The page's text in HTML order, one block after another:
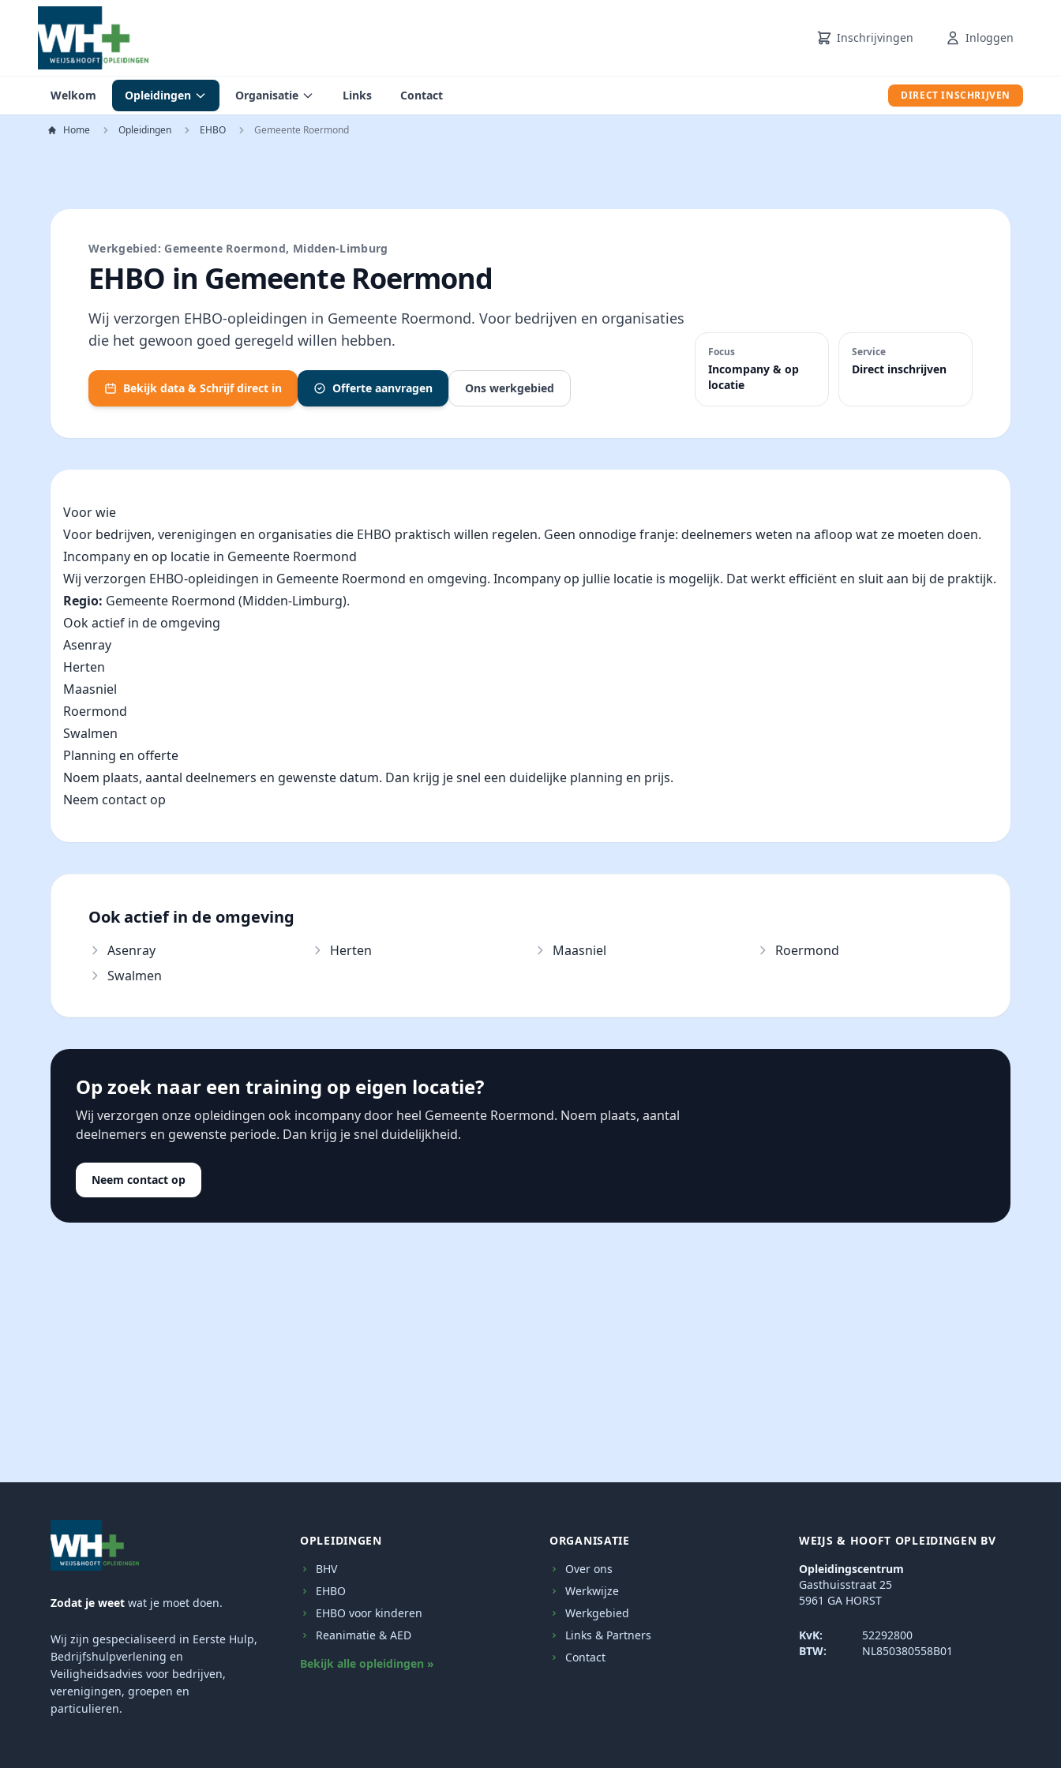
Inschrijvingen Inloggen
Welkom Opleidingen Organisatie Links Contact DIRECT INSCHRIJVEN
Home Opleidingen EHBO Gemeente Roermond
Werkgebied: Gemeente Roermond, Midden-Limburg
EHBO in Gemeente Roermond
Wij verzorgen EHBO-opleidingen in Gemeente Roermond. Voor bedrijven en organisaties
die het gewoon goed geregeld willen hebben.
Bekijk data & Schrijf direct in Offerte aanvragen Ons werkgebied
Focus
Incompany & op
locatie
Service
Direct inschrijven
Voor wie
Voor bedrijven, verenigingen en organisaties die EHBO praktisch willen regelen. Geen onnodige franje: deelnemers weten na afloop wat ze moeten doen.
Incompany en op locatie in Gemeente Roermond
Wij verzorgen EHBO-opleidingen in Gemeente Roermond en omgeving. Incompany op jullie locatie is mogelijk. Dat werkt efficiënt en sluit aan bij de praktijk.
Regio: Gemeente Roermond (Midden-Limburg).
Ook actief in de omgeving
Asenray
Herten
Maasniel
Roermond
Swalmen
Planning en offerte
Noem plaats, aantal deelnemers en gewenste datum. Dan krijg je snel een duidelijke planning en prijs.
Neem contact op
Ook actief in de omgeving
Asenray Herten Maasniel
Roermond
Swalmen
Op zoek naar een training op eigen locatie?
Wij verzorgen onze opleidingen ook incompany door heel Gemeente Roermond. Noem plaats, aantal
deelnemers en gewenste periode. Dan krijg je snel duidelijkheid.
Neem contact op
Zodat je weet wat je moet doen.
Wij zijn gespecialiseerd in Eerste Hulp,
Bedrijfshulpverlening en
Veiligheidsadvies voor bedrijven,
verenigingen, groepen en
particulieren.
OPLEIDINGEN
BHV
EHBO
EHBO voor kinderen
Reanimatie & AED
Bekijk alle opleidingen »
ORGANISATIE
Over ons
Werkwijze
Werkgebied
Links & Partners
Contact
WEIJS & HOOFT OPLEIDINGEN BV
Opleidingscentrum
Gasthuisstraat 25
5961 GA HORST
KvK:
52292800
BTW:
NL850380558B01